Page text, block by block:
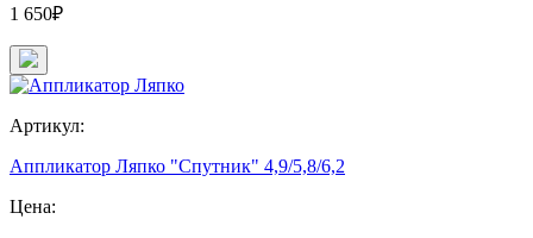
1 650₽
Артикул:
Аппликатор Ляпко "Спутник" 4,9/5,8/6,2
Цена: